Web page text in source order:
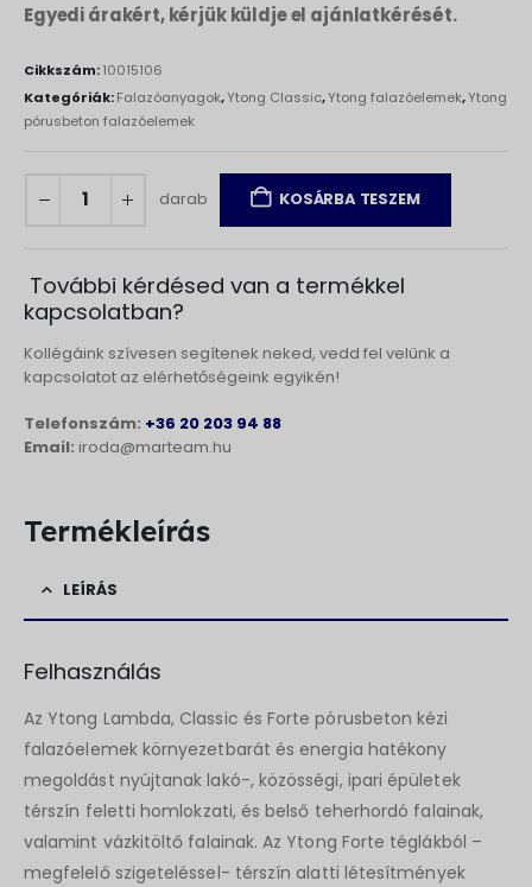
Egyedi árakért, kérjük küldje el ajánlatkérését.
Cikkszám:10015106
Kategóriák:Falazóanyagok,Ytong Classic,Ytong falazóelemek,Ytong
pórusbeton falazóelemek
darab KOSÁRBA TESZEM
További kérdésed van a termékkel
kapcsolatban?
Kollégáink szívesen segítenek neked, vedd fel velünk a
kapcsolatot az elérhetőségeink egyikén!
Telefonszám: +36 20 203 94 88
Email: iroda@marteam.hu
Termékleírás
LEÍRÁS
Felhasználás
Az Ytong Lambda, Classic és Forte pórusbeton kézi
falazóelemek környezetbarát és energia hatékony
megoldást nyújtanak lakó-, közösségi, ipari épületek
térszín feletti homlokzati, és belső teherhordó falainak,
valamint vázkitöltő falainak. Az Ytong Forte téglákból –
megfelelő szigeteléssel- térszín alatti létesítmények